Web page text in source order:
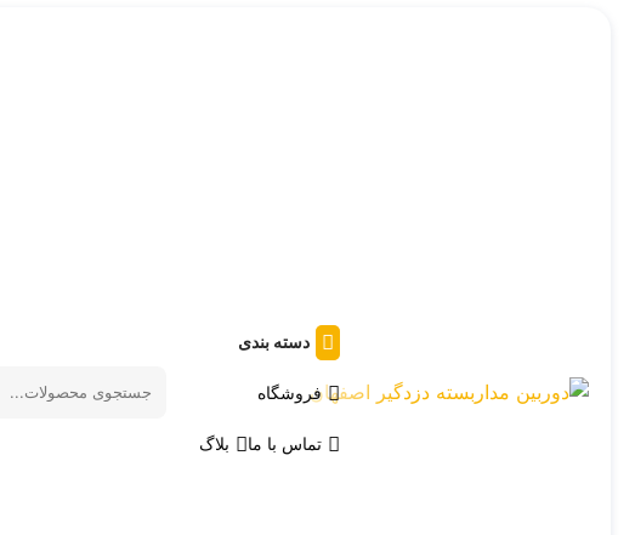
دسته بندی
فروشگاه
تماس با ما بلاگ
Search